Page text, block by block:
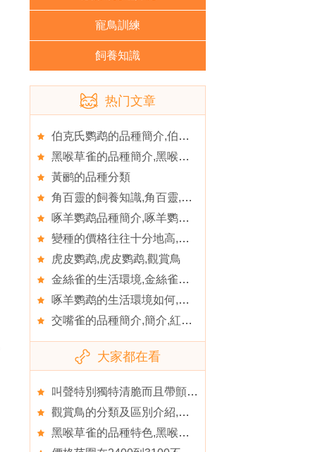
寵鳥訓練
飼養知識
热门文章
伯克氏鹦鹉的品種簡介,伯克氏鹦鹉的外形及特點
黑喉草雀的品種簡介,黑喉草雀的生活環境
黃鹂的品種分類
角百靈的飼養知識,角百靈,角百靈
啄羊鹦鹉品種簡介,啄羊鹦鹉吃什麼
變種的價格往往十分地高,環頸鹦鹉的品種簡介
虎皮鹦鹉,虎皮鹦鹉,觀賞鳥
金絲雀的生活環境,金絲雀的品種簡介
啄羊鹦鹉的生活環境如何,啄羊鹦鹉品種簡介
交嘴雀的品種簡介,簡介,紅交嘴雀
大家都在看
叫聲特別獨特清脆而且帶顫音,文須雀的飼養知識
觀賞鳥的分類及區別介紹,觀賞鳥
黑喉草雀的品種特色,黑喉草雀的品種簡介